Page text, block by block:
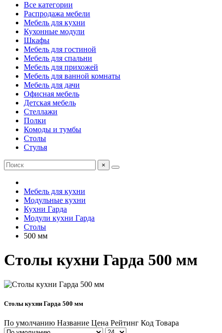
Все категории
Распродажа мебели
Мебель для кухни
Кухонные модули
Шкафы
Мебель для гостиной
Мебель для спальни
Мебель для прихожей
Мебель для ванной комнаты
Мебель для дачи
Офисная мебель
Детская мебель
Стеллажи
Полки
Комоды и тумбы
Столы
Стулья
×
Мебель для кухни
Модульные кухни
Кухни Гарда
Модули кухни Гарда
Столы
500 мм
Столы кухни Гарда 500 мм
Столы кухни Гарда 500 мм
По умолчанию Название Цена Рейтинг Код Товара